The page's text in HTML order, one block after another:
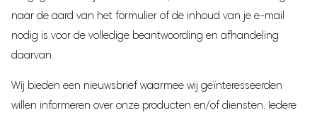
naar de aard van het formulier of de inhoud van je e-mail
nodig is voor de volledige beantwoording en afhandeling
daarvan.
Wij bieden een nieuwsbrief waarmee wij geïnteresseerden
willen informeren over onze producten en/of diensten. Iedere